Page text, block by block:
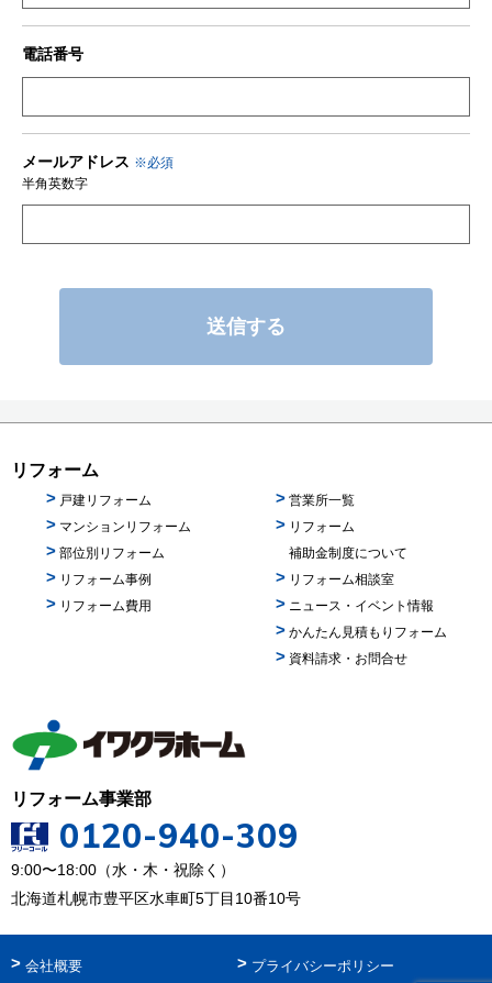
電話番号
メールアドレス ※必須
半角英数字
の
ィ
ー
ル
ド
に
て
く
だ
さ
い。
リフォーム
戸建リフォーム
マンションリフォーム
部位別リフォーム
リフォーム事例
リフォーム費用
営業所一覧
リフォーム
補助金制度について
リフォーム相談室
ニュース・イベント情報
かんたん見積もりフォーム
資料請求・お問合せ
リフォーム事業部
0120-940-309
9:00〜18:00（水・木・祝除く）
北海道札幌市豊平区水車町5丁目10番10号
会社概要 プライバシーポリシー